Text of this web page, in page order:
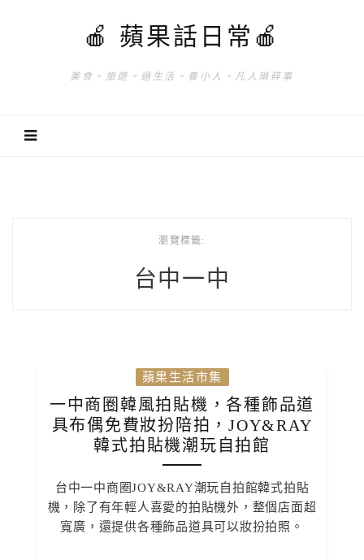
🍎 蘋果話日常🍎
美食。旅遊。過生活。養小人。凡人瑣碎事
瀏覽標籤:
台中一中
蘋果生活市集
一中商圈韓風拍貼機，各種飾品道
具布偶免費妝扮陪拍，JOY&RAY
韓式拍貼機潮玩自拍館
台中一中商圈JOY&RAY潮玩自拍館韓式拍貼
機，除了有年輕人喜愛的拍貼機外，整個店面超
寬廣，還提供各種飾品道具可以妝扮拍照。